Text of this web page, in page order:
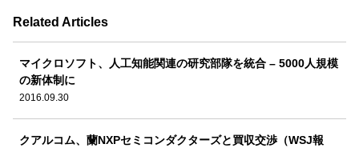
Related Articles
マイクロソフト、人工知能関連の研究部隊を統合 – 5000人規模
の新体制に
2016.09.30
クアルコム、蘭NXPセミコンダクターズと買収交渉（WSJ報